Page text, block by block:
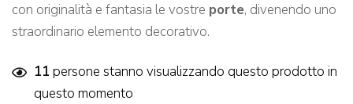
con originalità e fantasia le vostre porte, divenendo uno
straordinario elemento decorativo.
11 persone stanno visualizzando questo prodotto in
questo momento